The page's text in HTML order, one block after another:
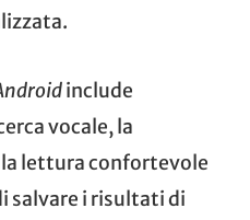
include
vocale, la
lettura confortevole
salvare i risultati di